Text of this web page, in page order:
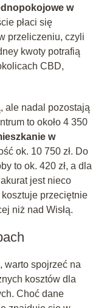
w
płaci się
przeliczeniu, czyli
kwoty potrafią
CBD,
ale nadal pozostają
to około 4 350
w
ok. 10 750 zł. Do
to ok. 420 zł, a dla
jest nieco
przeciętnie
niż nad Wisłą.
warto spojrzeć na
kosztów dla
Choć dane